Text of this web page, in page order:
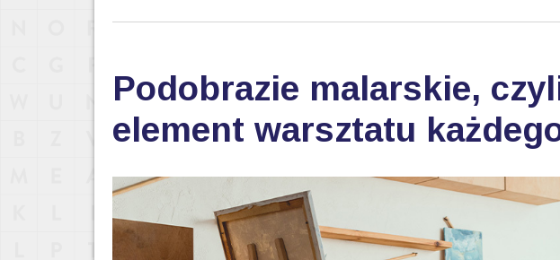
Podobrazie malarskie,
element warsztatu